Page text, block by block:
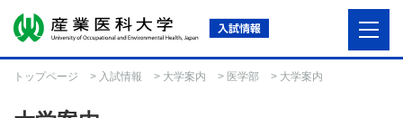
トップページ > 入試情報 > 大学案内 > 医学部 > 大学案内